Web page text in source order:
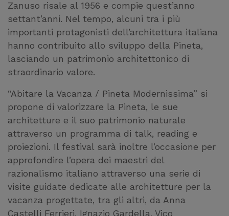
Zanuso risale al 1956 e compie quest’anno
settant’anni. Nel tempo, alcuni tra i più
importanti protagonisti dell’architettura italiana
hanno contribuito allo sviluppo della Pineta,
lasciando un patrimonio architettonico di
straordinario valore.
“Abitare la Vacanza / Pineta Modernissima” si
propone di valorizzare la Pineta, le sue
architetture e il suo patrimonio naturale
attraverso un programma di talk, reading e
proiezioni. Il festival sarà inoltre l’occasione per
approfondire l’opera dei maestri del
razionalismo italiano attraverso una serie di
visite guidate dedicate alle architetture per la
vacanza progettate, tra gli altri, da Anna
Castelli Ferrieri, Ignazio Gardella, Vico